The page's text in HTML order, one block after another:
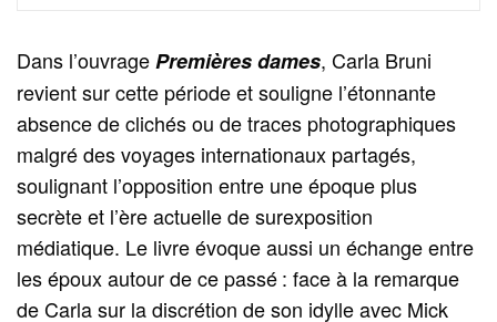
Dans l’ouvragePremières dames, Carla Bruni
revient sur cette période et souligne l’étonnante
absence de clichés ou de traces photographiques
malgré des voyages internationaux partagés,
soulignant l’opposition entre une époque plus
secrète et l’ère actuelle de surexposition
médiatique. Le livre évoque aussi un échange entre
les époux autour de ce passé : face à la remarque
de Carla sur la discrétion de son idylle avec Mick